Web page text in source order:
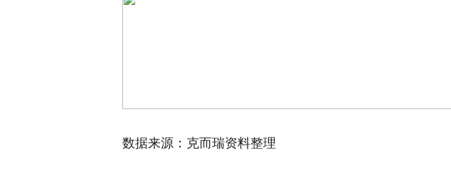
数据来源：克而瑞资料整理